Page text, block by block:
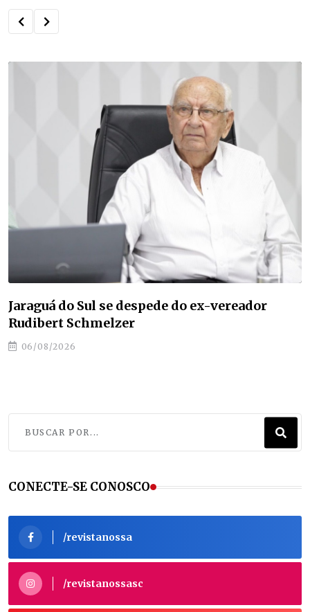
O que uma cidade de 2 mil habitantes tem a
ensinar à América Latina sobre turismo
06/08/2026
CONECTE-SE CONOSCO
/revistanossa
/revistanossasc